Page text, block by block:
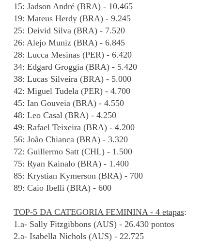
15: Jadson André (BRA) - 10.465
19: Mateus Herdy (BRA) - 9.245
25: Deivid Silva (BRA) - 7.520
26: Alejo Muniz (BRA) - 6.845
28: Lucca Mesinas (PER) - 6.420
34: Edgard Groggia (BRA) - 5.420
38: Lucas Silveira (BRA) - 5.000
42: Miguel Tudela (PER) - 4.700
45: Ian Gouveia (BRA) - 4.550
48: Leo Casal (BRA) - 4.250
49: Rafael Teixeira (BRA) - 4.200
56: João Chianca (BRA) - 3.320
72: Guillermo Satt (CHL) - 1.500
75: Ryan Kainalo (BRA) - 1.400
85: Krystian Kymerson (BRA) - 700
89: Caio Ibelli (BRA) - 600
TOP-5 DA CATEGORIA FEMININA - 4 etapas:
1.a- Sally Fitzgibbons (AUS) - 26.430 pontos
2.a- Isabella Nichols (AUS) - 22.725